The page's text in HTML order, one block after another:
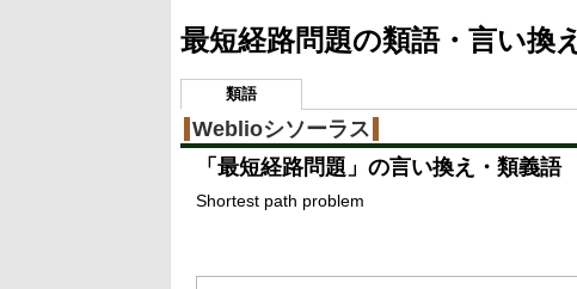
最短経路問題の類語・言い換
類語
Weblioシソーラス
「 最短経路問題 」の言い換え・類義語
Shortest path problem